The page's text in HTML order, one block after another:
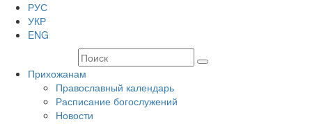
РУС
УКР
ENG
Прихожанам
Православный календарь
Расписание богослужений
Новости